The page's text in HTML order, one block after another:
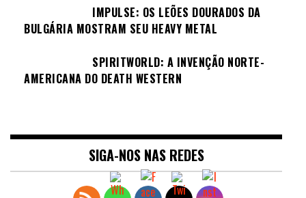
IMPULSE: OS LEÕES DOURADOS DA
BULGÁRIA MOSTRAM SEU HEAVY METAL
SPIRITWORLD: A INVENÇÃO NORTE-
AMERICANA DO DEATH WESTERN
SIGA-NOS NAS REDES